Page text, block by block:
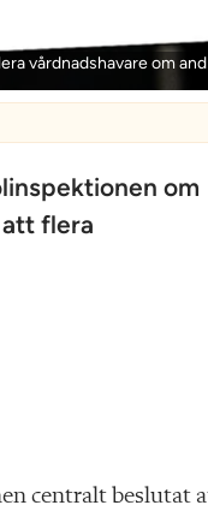
vårdnadshavare om
om
flera
centralt beslutat